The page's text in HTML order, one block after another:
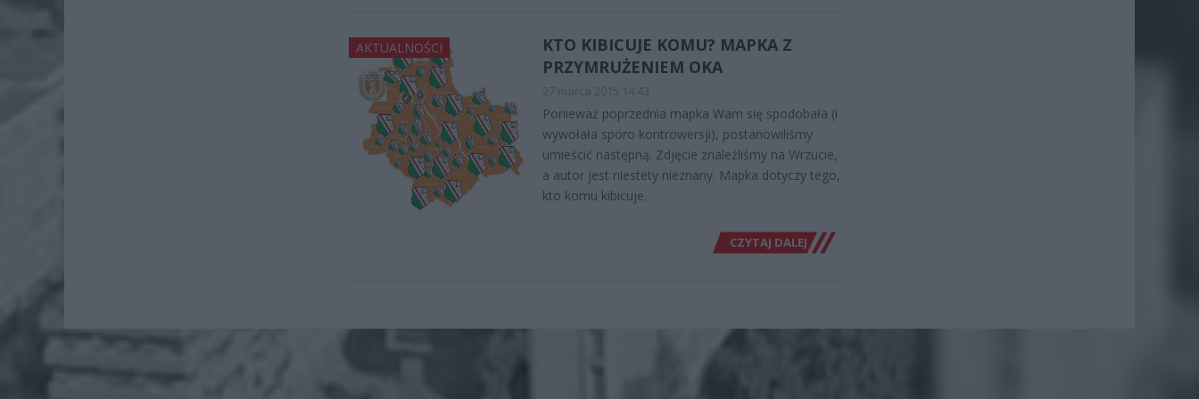
AKTUALNOŚCI
KTO KIBICUJE KOMU? MAPKA Z
PRZYMRUŻENIEM OKA
27 marca 2015 14:43
Ponieważ poprzednia mapka Wam się spodobała (i
wywołała sporo kontrowersji), postanowiliśmy
umieścić następną. Zdjęcie znaleźliśmy na Wrzucie,
a autor jest niestety nieznany. Mapka dotyczy tego,
kto komu kibicuje.
CZYTAJ DALEJ